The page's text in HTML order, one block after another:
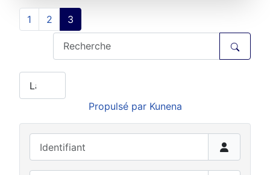
1 2 3
Propulsé par Kunena